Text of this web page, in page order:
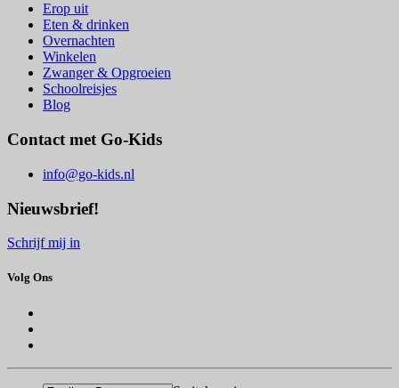
Erop uit
Eten & drinken
Overnachten
Winkelen
Zwanger & Opgroeien
Schoolreisjes
Blog
Contact met Go-Kids
info@go-kids.nl
Nieuwsbrief!
Schrijf mij in
Volg Ons